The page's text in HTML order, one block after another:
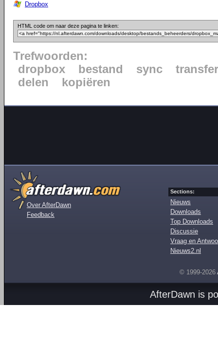
Dropbox
HTML code om naar deze pagina te linken:
Trefwoorden:
dropbox
bestand sync
transfer
delen
kopiëren
Over AfterDawn
Feedback
Sections:
Nieuws
Downloads
Top Downloads
Discussie
Vraag en
Nieuws2.nl
© 1999-2026
AfterDawn is